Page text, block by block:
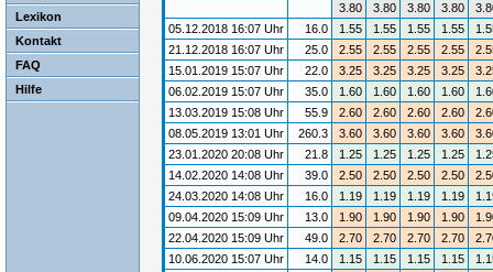
Lexikon
Kontakt
FAQ
Hilfe
3.80
3.80 3.80 3.80
05.12.2018 16:07 Uhr
16.0 1.55 1.55 1.55 1.55
21.12.2018 16:07 Uhr
25.0 2.55 2.55 2.55 2.55
15.01.2019 15:07 Uhr
22.0 3.25 3.25 3.25 3.25
06.02.2019 15:07 Uhr
35.0 1.60 1.60 1.60 1.60
13.03.2019 15:08 Uhr
55.9 2.60 2.60 2.60 2.60
08.05.2019 13:01 Uhr
260.3 3.60 3.60 3.60 3.60
23.01.2020 20:08 Uhr
21.8 1.25 1.25 1.25 1.25
14.02.2020 14:08 Uhr
39.0 2.50 2.50 2.50 2.50
24.03.2020 14:08 Uhr
16.0 1.19 1.19 1.19 1.19
09.04.2020 15:09 Uhr
13.0 1.90 1.90 1.90 1.90
22.04.2020 15:09 Uhr
49.0 2.70 2.70 2.70 2.70
10.06.2020 15:07 Uhr
14.0 1.15 1.15 1.15 1.15